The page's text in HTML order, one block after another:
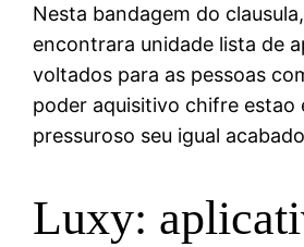
Nesta bandagem do
encontrara unidade lista de
voltados para as pessoas
poder aquisitivo chifre estao
pressuroso seu igual
Luxy: